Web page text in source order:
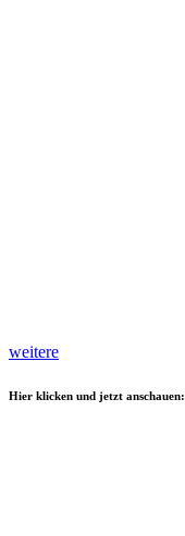
weitere
Hier klicken und jetzt anschauen: